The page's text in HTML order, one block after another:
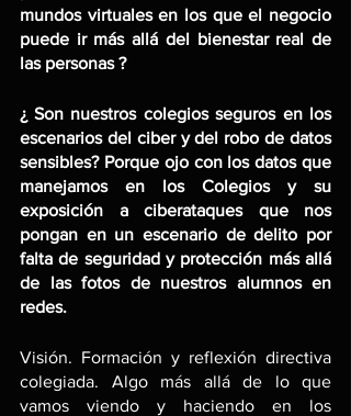
mundos virtuales en los que el negocio
puede ir más allá del bienestar real de
las personas ?
¿ Son nuestros colegios seguros en los
escenarios del ciber y del robo de datos
sensibles? Porque ojo con los datos que
manejamos en los Colegios y su
exposición a ciberataques que nos
pongan en un escenario de delito por
falta de seguridad y protección más allá
de las fotos de nuestros alumnos en
redes.
Visión. Formación y reflexión directiva
colegiada. Algo más allá de lo que
vamos viendo y haciendo en los